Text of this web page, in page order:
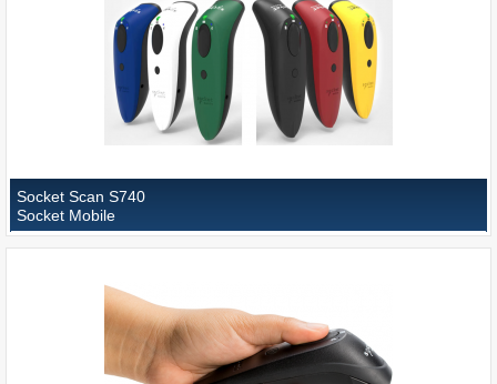
Socket Scan S740
Socket Mobile